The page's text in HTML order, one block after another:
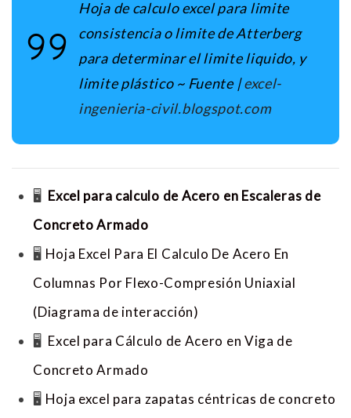
Hoja de calculo excel para limite
consistencia o limite de Atterberg
para determinar el limite liquido, y
limite plástico ~ Fuente |excel-
ingenieria-civil.blogspot.com
🖥 Excel para calculo de Acero en Escaleras de
Concreto Armado
🖥 Hoja Excel Para El Calculo De Acero En
Columnas Por Flexo-Compresión Uniaxial
(Diagrama de interacción)
🖥 Excel para Cálculo de Acero en Viga de
Concreto Armado
🖥 Hoja excel para zapatas céntricas de concreto